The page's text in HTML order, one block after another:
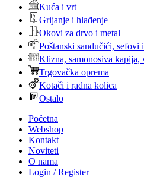
Kuća i vrt
Grijanje i hlađenje
Okovi za drvo i metal
Poštanski sandučići, sefovi
Klizna, samonosiva kapija,
Trgovačka oprema
Kotači i radna kolica
Ostalo
Početna
Webshop
Kontakt
Noviteti
O nama
Login / Register